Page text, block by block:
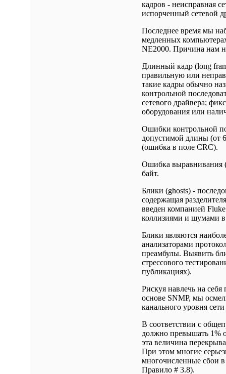
кадров - неисправная
испорченный сетевой
Последнее время мы
медленных
NE2000. Причина нам
Длинный кадр (long
правильную или
такие кадры обычно
контрольной
сетевого драйвера;
оборудования или
Ошибки контрольной
допустимой длины (от
(ошибка в поле CRC).
Ошибка выравнивания
байт.
Блики (ghosts) -
содержащая
введен компанией
коллизиями и шумами в
Блики являются
анализаторами
преамбулы. Выявить
стрессового
публикациях).
Рискуя навлечь на
основе SNMP, мы
канального уровня
В соответствии с
должно превышать 1%
эта величина
При этом многие
многочисленные сбои в
Правило # 3.8).